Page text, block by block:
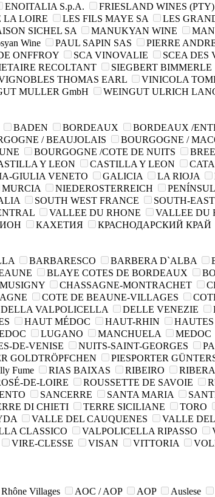
ENOITALIA S.p.A. FRIESLAND WINES
LA LOIRE LES FILS MAYE SA LES
SICHEL SA MANUKYAN WINE
Wine PAUL SAPIN SAS PIERRE
ONFFROY SCA VINOVALIE SCEA DES
RECOLTANT SIEGBERT BIMMERLE
THOMAS EARL VINICOLA
MULLER GmbH WEINGUT ULRICH
BADEN BORDEAUX BORDEAUX /
/ BEAUJOLAIS BOURGOGNE /
BOURGOGNE /COTE DE NUITS
Y LEON CASTILLA Y LEON
GIULIA VENETO GALICIA LA RIOJA
MURCIA NIEDEROSTERREICH
SOUTH WEST FRANCE SOUTH-
VALLEE DU RHONE VALLEE DU
КАХЕТИЯ КРАСНОДАРСКИЙ КРАЙ
BARBARESCO BARBERA D`ALBA
BLAYE COTES DE BORDEAUX
CHASSAGNE-MONTRACHET
COTE DE BEAUNE-VILLAGES
DELLA VALPOLICELLA DELLE VENEZIE
HAUT MÉDOC HAUT-RHIN
LUGANO MANCHUELA MEDOC
DE-VENISE NUITS-SAINT-GEORGES
GOLDTRÖPFCHEN PIESPORTER
Fume RIAS BAIXAS RIBEIRO
DE-LOIRE ROUSSETTE DE SAVOIE
SANCERRE SANTA MARIA
DI CHIETI TERRE SICILIANE TORO
VALLE DEL CAUQUENES VALLE
CLASSICO VALPOLICELLA RIPASSO
VIRE-CLESSE VISAN VITTORIA
Villages AOC / AOP AOP Auslese